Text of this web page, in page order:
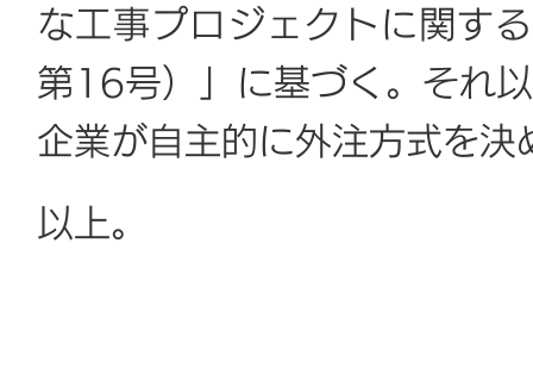
な工事プロジェクトに関す
第16号）」に基づく。それ
企業が自主的に外注方式を決
以上。